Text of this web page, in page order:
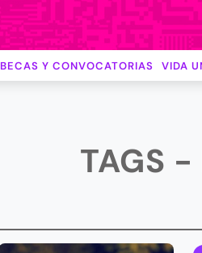
BECAS Y CONVOCATORIAS VIDA
TAGS -